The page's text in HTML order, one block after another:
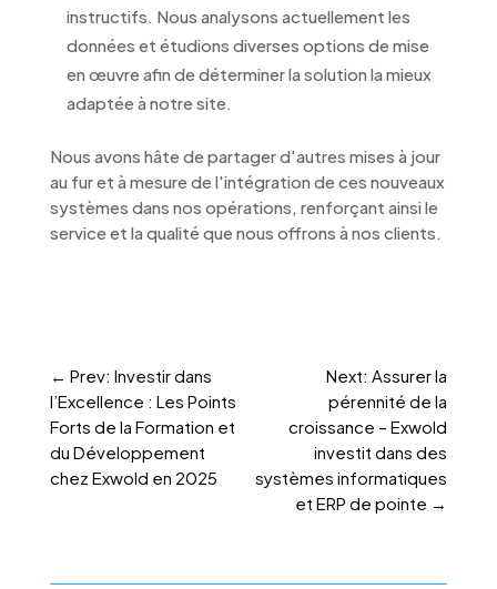
instructifs. Nous analysons actuellement les
données et étudions diverses options de mise
en œuvre afin de déterminer la solution la mieux
adaptée à notre site.
Nous avons hâte de partager d'autres mises à jour
au fur et à mesure de l'intégration de ces nouveaux
systèmes dans nos opérations, renforçant ainsi le
service et la qualité que nous offrons à nos clients.
← Prev: Investir dans
l’Excellence : Les Points
Forts de la Formation et
du Développement
chez Exwold en 2025
Next: Assurer la
pérennité de la
croissance – Exwold
investit dans des
systèmes informatiques
et ERP de pointe →